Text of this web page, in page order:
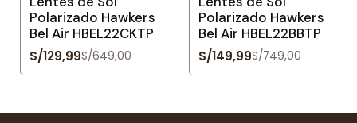
Polarizado Hawkers
Bel Air HBEL22CKTP
S/129,99S/649,00
Polarizado Hawkers
Bel Air HBEL22BBTP
S/149,99S/749,00